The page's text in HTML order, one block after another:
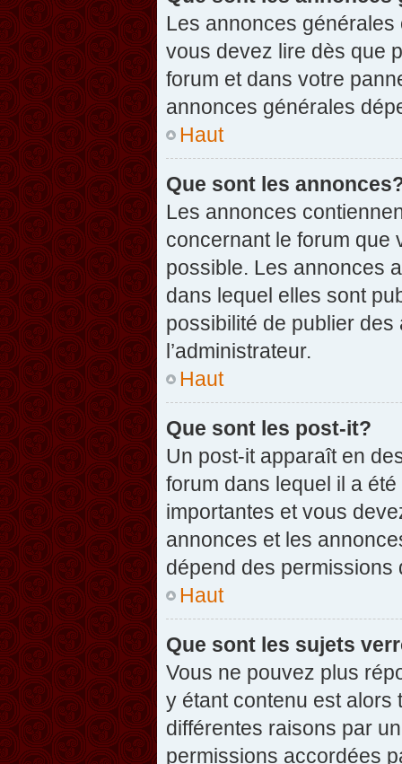
Les annonces
vous devez lire dès que
forum et dans votre
annonces générales
Haut
Que sont les
Les annonces
concernant le forum que
possible. Les annonces
dans lequel elles sont
possibilité de publier
l’administrateur.
Haut
Que sont les post-it?
Un post-it apparaît en
forum dans lequel il a
importantes et vous
annonces et les
dépend des permissions
Haut
Que sont les sujets
Vous ne pouvez plus
y étant contenu est alors
différentes raisons par
permissions accordées